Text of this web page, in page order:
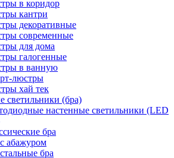
в коридор
кантри
декоративные
современные
для дома
галогенные
в ванную
люстры
хай тек
светильники (бра)
настенные светильники (LED
бра
абажуром
бра